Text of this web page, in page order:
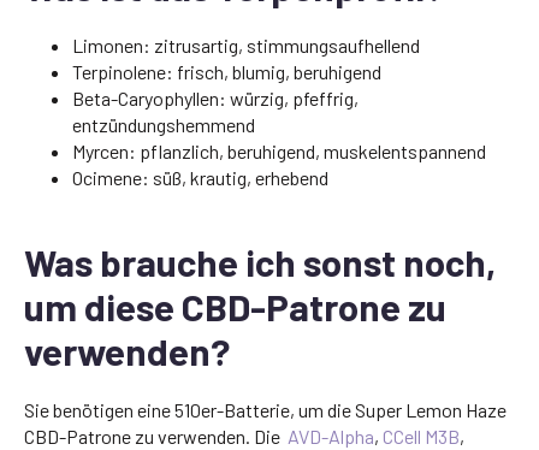
Limonen: zitrusartig, stimmungsaufhellend
Terpinolene: frisch, blumig, beruhigend
Beta-Caryophyllen: würzig, pfeffrig,
entzündungshemmend
Myrcen: pflanzlich, beruhigend, muskelentspannend
Ocimene: süß, krautig, erhebend
Was brauche ich sonst noch,
um diese CBD-Patrone zu
verwenden?
Sie benötigen eine 510er-Batterie, um die Super Lemon Haze
CBD-Patrone zu verwenden. Die AVD-Alpha, CCell M3B,